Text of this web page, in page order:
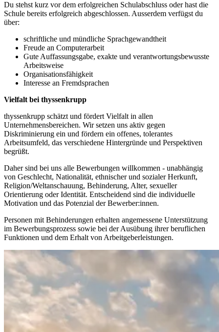
Du stehst kurz vor dem erfolgreichen Schulabschluss oder hast die
Schule bereits erfolgreich abgeschlossen. Ausserdem verfügst du
über:
schriftliche und mündliche Sprachgewandtheit
Freude an Computerarbeit
Gute Auffassungsgabe, exakte und verantwortungsbewusste
Arbeitsweise
Organisationsfähigkeit
Interesse an Fremdsprachen
Vielfalt bei thyssenkrupp
thyssenkrupp schätzt und fördert Vielfalt in allen
Unternehmensbereichen. Wir setzen uns aktiv gegen
Diskriminierung ein und fördern ein offenes, tolerantes
Arbeitsumfeld, das verschiedene Hintergründe und Perspektiven
begrüßt.
Daher sind bei uns alle Bewerbungen willkommen - unabhängig
von Geschlecht, Nationalität, ethnischer und sozialer Herkunft,
Religion/Weltanschauung, Behinderung, Alter, sexueller
Orientierung oder Identität. Entscheidend sind die individuelle
Motivation und das Potenzial der Bewerber:innen.
Personen mit Behinderungen erhalten angemessene Unterstützung
im Bewerbungsprozess sowie bei der Ausübung ihrer beruflichen
Funktionen und dem Erhalt von Arbeitgeberleistungen.